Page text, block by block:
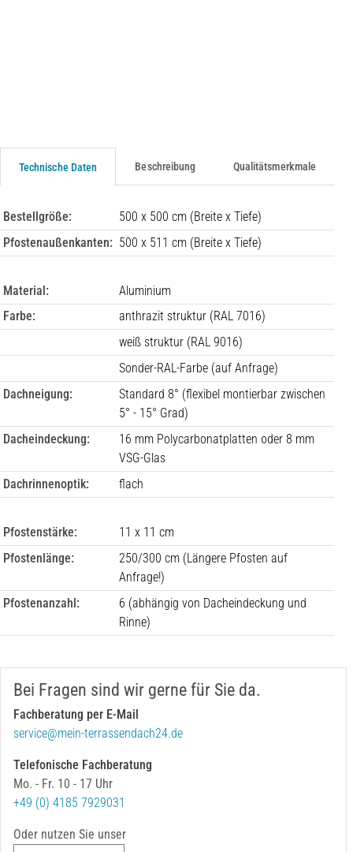
Technische Daten Beschreibung Qualitätsmerkmale
Bestellgröße:
500 x 500 cm (Breite x Tiefe)
Pfostenaußenkanten: 500 x 511 cm (Breite x Tiefe)
Material:
Aluminium
Farbe:
anthrazit struktur (RAL 7016)
weiß struktur (RAL 9016)
Sonder-RAL-Farbe (auf Anfrage)
Dachneigung:
Standard 8° (flexibel montierbar zwischen
5° - 15° Grad)
Dacheindeckung:
16 mm Polycarbonatplatten oder 8 mm
VSG-Glas
Dachrinnenoptik:
flach
Pfostenstärke:
11 x 11 cm
Pfostenlänge:
250/300 cm (Längere Pfosten auf
Anfrage!)
Pfostenanzahl:
6 (abhängig von Dacheindeckung und
Rinne)
Bei Fragen sind wir gerne für Sie da.
Fachberatung per E-Mail
service@mein-terrassendach24.de
Telefonische Fachberatung
Mo. - Fr. 10 - 17 Uhr
+49 (0) 4185 7929031
Oder nutzen Sie unser